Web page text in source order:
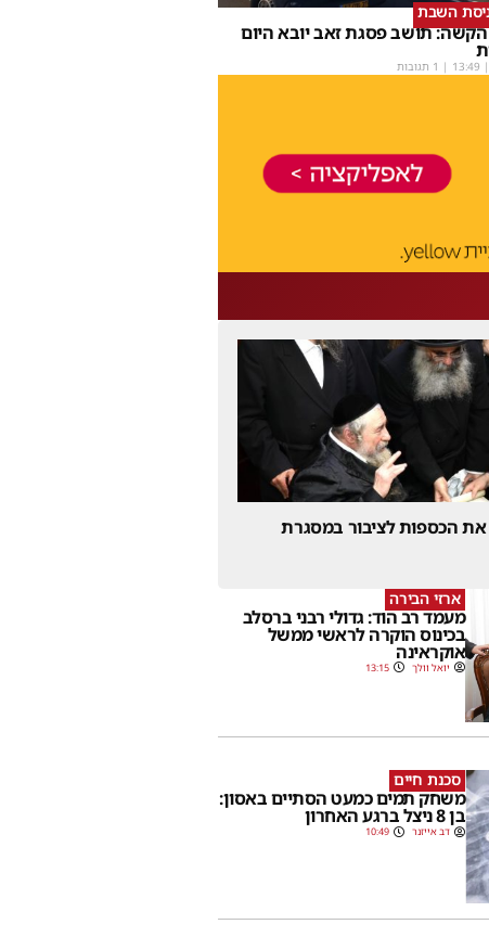
השבת
תושב פסגת זאב יובא היום
|
13:49 | 1 תגובות
את הכספות לציבור במסגרת
ארזי הבירה
מעמד רב הוד: גדולי רבני ברסלב
בכינוס הוקרה לראשי ממשל
אוקראינה
יואל וולך 13:15
סכנת חיים
משחק תמים כמעט הסתיים באסון:
בן 8 ניצל ברגע האחרון
דב אייזנר 10:49